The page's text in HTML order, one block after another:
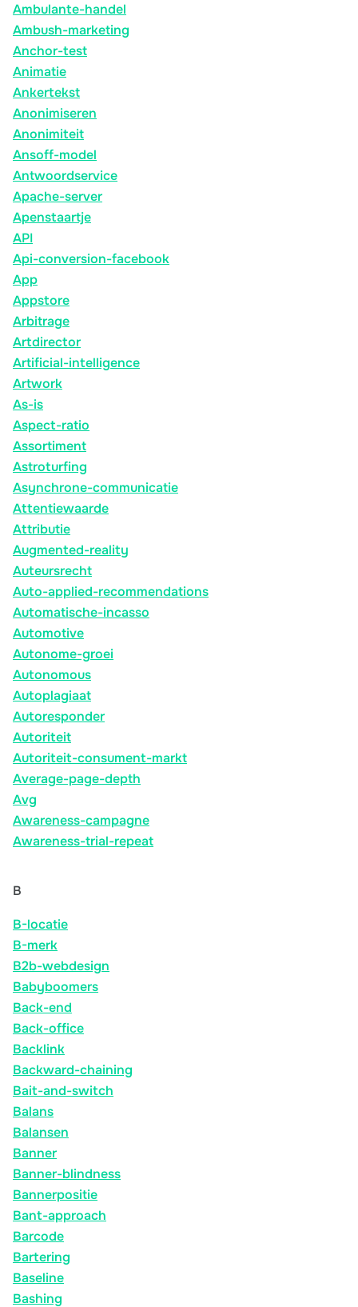
Ambulante-handel
Ambush-marketing
Anchor-test
Animatie
Ankertekst
Anonimiseren
Anonimiteit
Ansoff-model
Antwoordservice
Apache-server
Apenstaartje
API
Api-conversion-facebook
App
Appstore
Arbitrage
Artdirector
Artificial-intelligence
Artwork
As-is
Aspect-ratio
Assortiment
Astroturfing
Asynchrone-communicatie
Attentiewaarde
Attributie
Augmented-reality
Auteursrecht
Auto-applied-recommendations
Automatische-incasso
Automotive
Autonome-groei
Autonomous
Autoplagiaat
Autoresponder
Autoriteit
Autoriteit-consument-markt
Average-page-depth
Avg
Awareness-campagne
Awareness-trial-repeat
B
B-locatie
B-merk
B2b-webdesign
Babyboomers
Back-end
Back-office
Backlink
Backward-chaining
Bait-and-switch
Balans
Balansen
Banner
Banner-blindness
Bannerpositie
Bant-approach
Barcode
Bartering
Baseline
Bashing